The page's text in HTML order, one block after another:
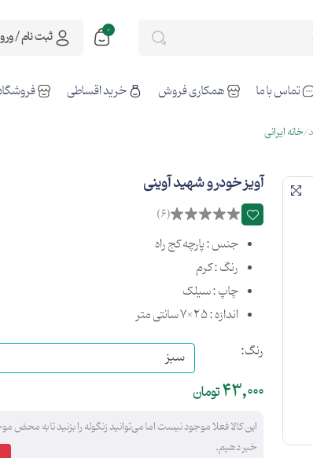
0 ثبت نام /
تماس با ما همکاری فروش خرید اقساطی
خانه ایرانی
آویز خودرو شهید آوینی
(6)
جنس : پارچه کج راه
رنگ : کرم
چاپ : سیلک
اندازه : 25×7 سانتی متر
رنگ:
43,000تومان
این کالا فعلا موجود نیست اما می‌توانید زنگوله را بزنید تا به
خبر دهیم.